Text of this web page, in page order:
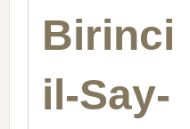
Birinci
il-Say-